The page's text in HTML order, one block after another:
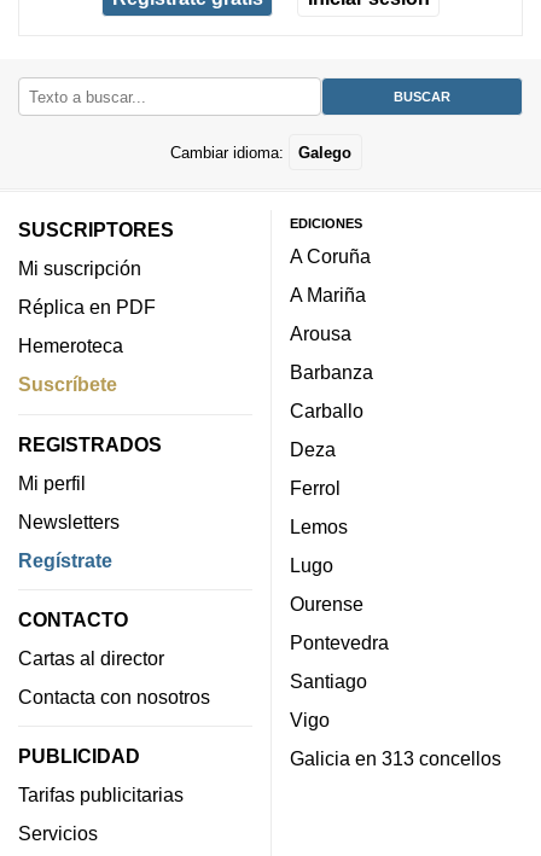
Cambiar idioma: Galego
SUSCRIPTORES
Mi suscripción
Réplica en PDF
Hemeroteca
Suscríbete
REGISTRADOS
Mi perfil
Newsletters
Regístrate
CONTACTO
Cartas al director
Contacta con nosotros
PUBLICIDAD
Tarifas publicitarias
Servicios
EDICIONES
A Coruña
A Mariña
Arousa
Barbanza
Carballo
Deza
Ferrol
Lemos
Lugo
Ourense
Pontevedra
Santiago
Vigo
Galicia en 313 concellos